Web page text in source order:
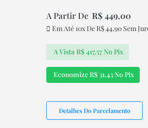
A Partir De R$ 449,00
Em Até 10x DeR$44,90Sem
A Vista R$ 417,57No Pix
EconomizeR$ 31,43No Pix
Detalhes Do Parcelamento